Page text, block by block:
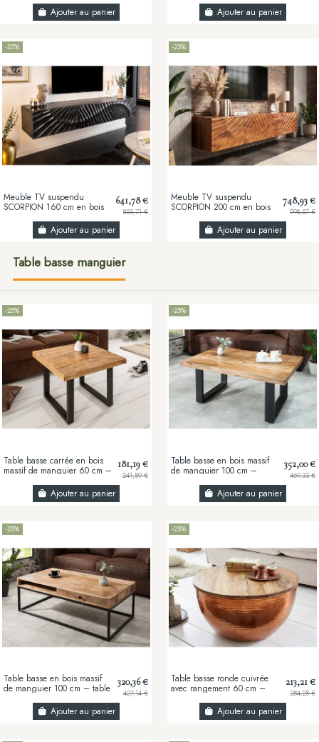
design suspendu...Ajouter au panier Design artisanal...Ajouter au panier
-25%
Meuble TV suspendu
SCORPION 160 cm en bois
Design sculpté 3D...
641,78 €
855,71 €
Ajouter au panier
-25%
Meuble TV suspendu
SCORPION 200 cm en bois
Design artisanal...
748,93 €
998,57 €
Ajouter au panier
Table basse manguier
-25%
Table basse carrée en bois
massif de manguier 60 cm –
industriel...
181,19 €
241,59 €
Ajouter au panier
-25%
Table basse en bois massif
de manguier 100 cm –
industriel métal noir
352,00 €
469,33 €
Ajouter au panier
-25%
Table basse en bois massif
de manguier 100 cm – table
320,36 €
427,14 €
Ajouter au panier
-25%
Table basse ronde cuivrée
avec rangement 60 cm –
bois de...
213,21 €
284,28 €
Ajouter au panier